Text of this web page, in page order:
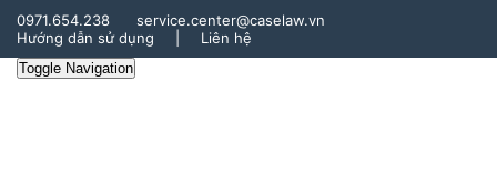
0971.654.238
service.center@caselaw.vn
Hướng dẫn sử dụng
Liên hệ
Toggle Navigation